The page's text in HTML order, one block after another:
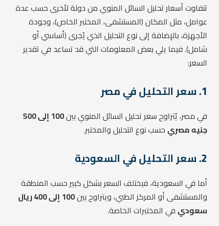
تتفاوت أسعار تحليل السائل المنوي من دولة لأخرى حسب عدة
عوامل، مثل المكان (المستشفى، المختبر الخاص)، وجودة
الأجهزة، بالإضافة إلى نوع التحليل الذي يُجرى (أساسي أو
شامل). فيما يلي بعض المعلومات التي قد تساعد في تقدير
السعر:
1. سعر التحليل في مصر
في مصر، يُتراوح سعر تحليل السائل المنوي بين
100 إلى 500
جنيه مصري حسب نوع التحليل والمختبر.
2. سعر التحليل في السعودية
أما في السعودية، فيختلف السعر بشكل كبير حسب المنطقة
والمستشفى أو المركز الطبي، ويتراوح بين
100 إلى 400 ريال
سعودي في المختبرات الخاصة.